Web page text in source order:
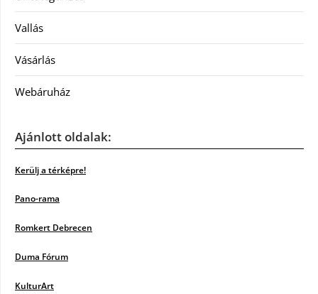
Vallás
Vásárlás
Webáruház
Ajánlott oldalak:
Kerülj a térképre!
Pano-rama
Romkert Debrecen
Duma Fórum
KulturArt